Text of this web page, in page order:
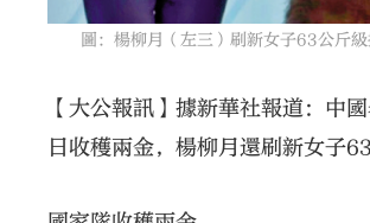
圖：楊柳月（左三）刷新女子63公斤級
【大公報訊】據新華社報道：中
日收穫兩金，楊柳月還刷新女子